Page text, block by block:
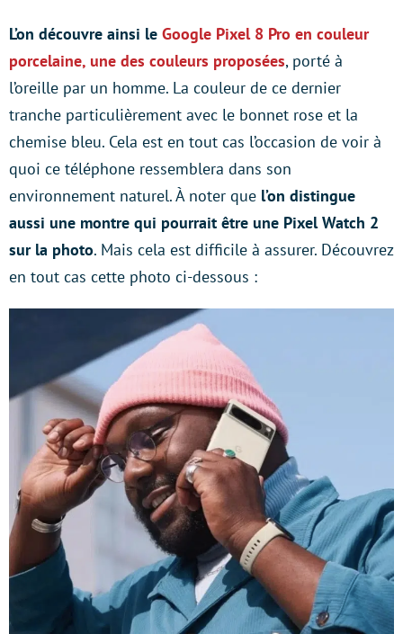
L’on découvre ainsi le Google Pixel 8 Pro en couleur
porcelaine, une des couleurs proposées, porté à
l’oreille par un homme. La couleur de ce dernier
tranche particulièrement avec le bonnet rose et la
chemise bleu. Cela est en tout cas l’occasion de voir à
quoi ce téléphone ressemblera dans son
environnement naturel. À noter que l’on distingue
aussi une montre qui pourrait être une Pixel Watch 2
sur la photo. Mais cela est difficile à assurer. Découvrez
en tout cas cette photo ci-dessous :